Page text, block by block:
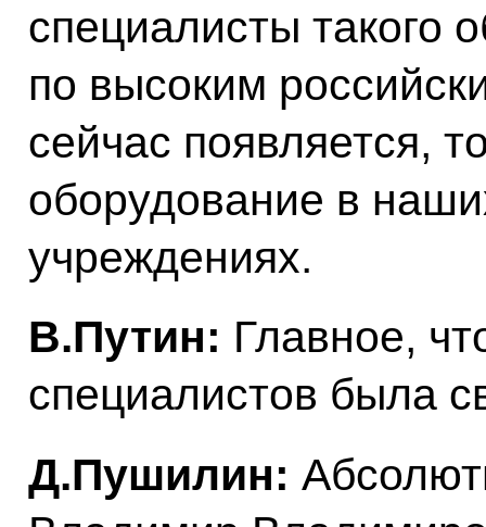
специалисты такого
по высоким
сейчас появляется,
оборудование в
учреждениях.
В.Путин: Главное,
специалистов была
Д.Пушилин: